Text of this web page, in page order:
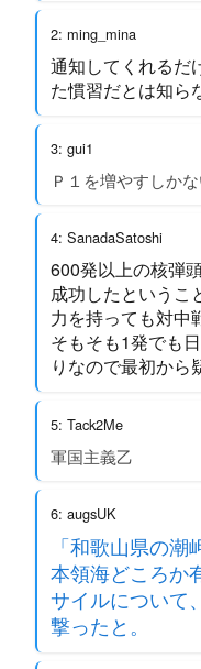
2: ming_mina
通知してくれるだ
た慣習だとは知ら
3: gui1
Ｐ１を増やすしか
4: SanadaSatoshi
600発以上の核弾
成功したというこ
力を持っても対中
そもそも1発でも
りなので最初から
5: Tack2Me
軍国主義乙
6: augsUK
「和歌山県の
本領海どころか
サイルについて
撃ったと。